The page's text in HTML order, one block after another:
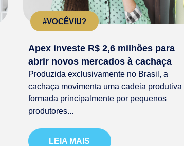
#VOCÊVIU?
Apex investe R$ 2,6 milhões para
abrir novos mercados à cachaça
Produzida exclusivamente no Brasil, a
cachaça movimenta uma cadeia produtiva
formada principalmente por pequenos
produtores...
LEIA MAIS